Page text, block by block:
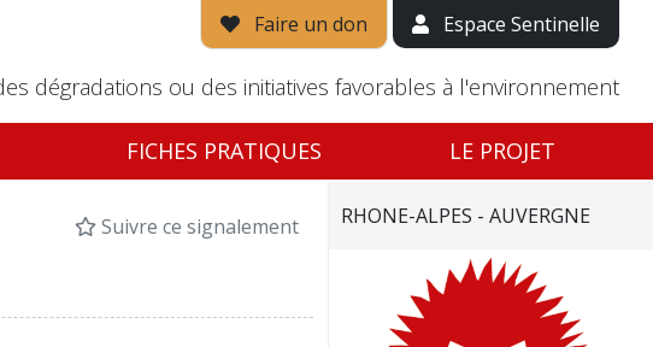
Faire un don Espace Sentinelle
dégradations ou des initiatives favorables à l'environnement
FICHES PRATIQUES LE PROJET
Suivre ce signalement RHONE-ALPES - AUVERGNE